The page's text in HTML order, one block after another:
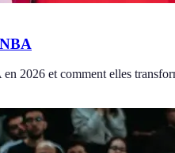
2026 et comment elles